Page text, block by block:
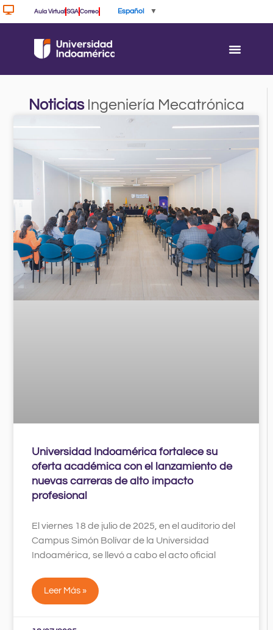
Ir
al
Aula Virtual SGA Correo Español ▼
NoticiasIngeniería Mecatrónica
Universidad Indoamérica fortalece su
oferta académica con el lanzamiento de
nuevas carreras de alto impacto
profesional
El viernes 18 de julio de 2025, en el auditorio del
Campus Simón Bolívar de la Universidad
Indoamérica, se llevó a cabo el acto oficial
Leer Más »